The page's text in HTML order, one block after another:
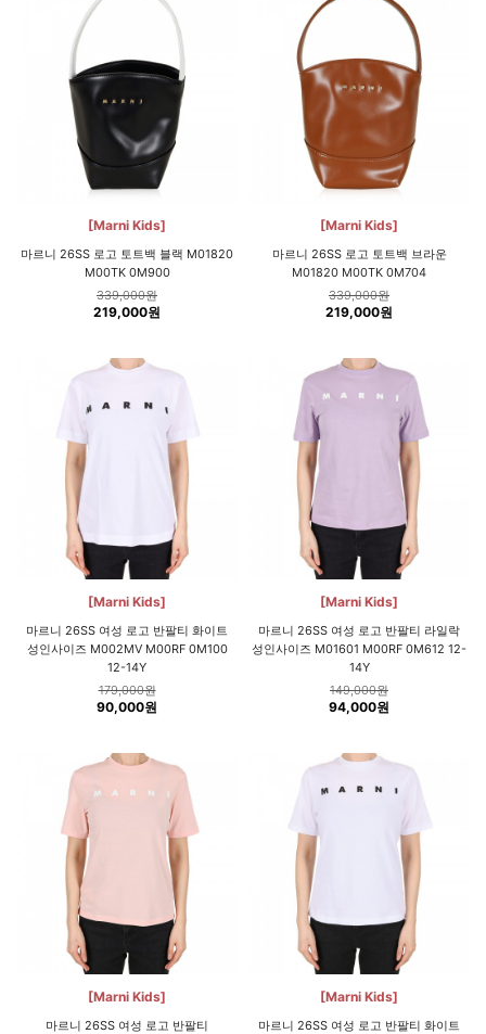
[Marni Kids]
마르니 26SS 로고 토트백 블랙 M01820
M00TK 0M900
339,000원
219,000원
[Marni Kids]
마르니 26SS 로고 토트백 브라운
M01820 M00TK 0M704
339,000원
219,000원
[Marni Kids]
마르니 26SS 여성 로고 반팔티 화이트
성인사이즈 M002MV M00RF 0M100
12-14Y
179,000원
90,000원
[Marni Kids]
마르니 26SS 여성 로고 반팔티 라일락
성인사이즈 M01601 M00RF 0M612 12-
14Y
149,000원
94,000원
[Marni Kids]
마르니 26SS 여성 로고 반팔티
[Marni Kids]
마르니 26SS 여성 로고 반팔티 화이트